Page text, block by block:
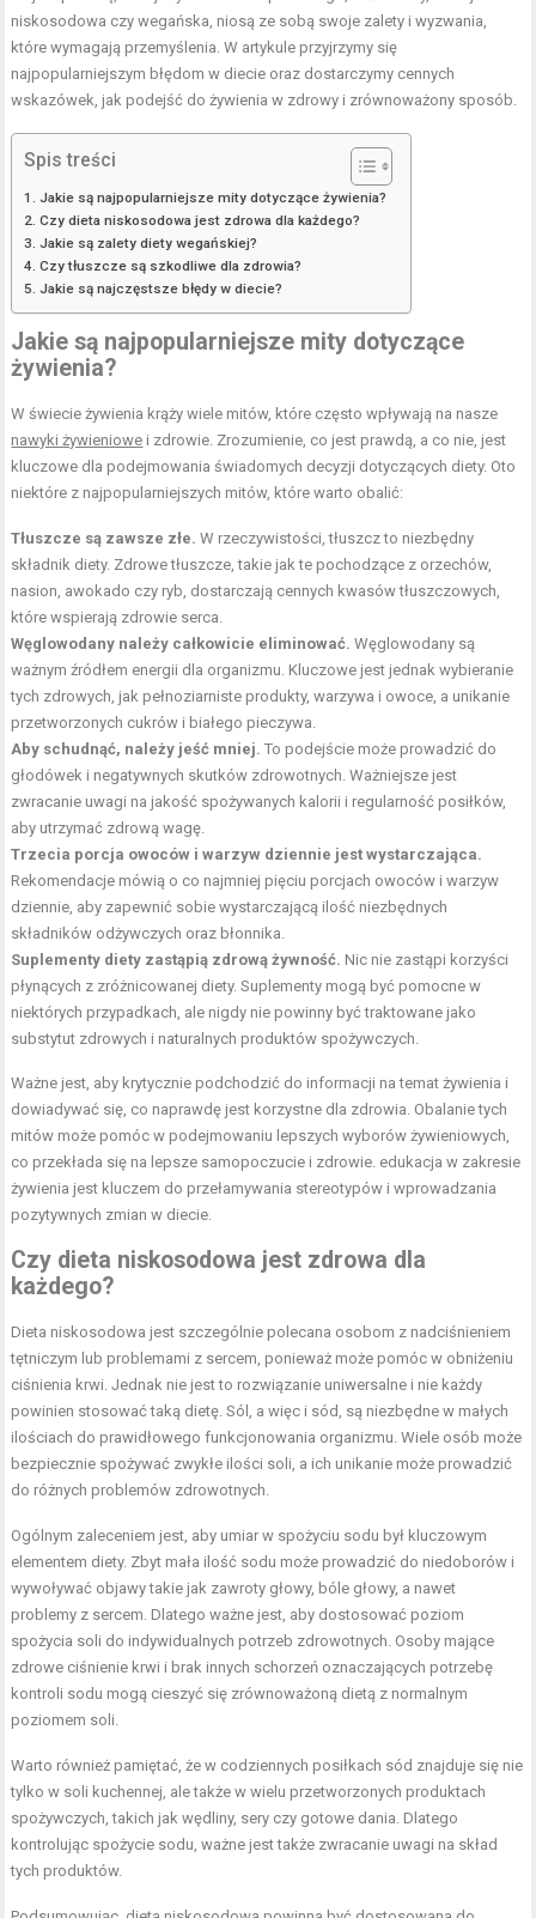
niskosodowa czy wegańska, niosą ze sobą swoje zalety i wyzwania,
które wymagają przemyślenia. W artykule przyjrzymy się
najpopularniejszym błędom w diecie oraz dostarczymy cennych
wskazówek, jak podejść do żywienia w zdrowy i zrównoważony sposób.
Spis treści
Jakie są najpopularniejsze mity dotyczące żywienia?
Czy dieta niskosodowa jest zdrowa dla każdego?
Jakie są zalety diety wegańskiej?
Czy tłuszcze są szkodliwe dla zdrowia?
Jakie są najczęstsze błędy w diecie?
Jakie są najpopularniejsze mity dotyczące
żywienia?
W świecie żywienia krąży wiele mitów, które często wpływają na nasze
nawyki żywieniowe i zdrowie. Zrozumienie, co jest prawdą, a co nie, jest
kluczowe dla podejmowania świadomych decyzji dotyczących diety. Oto
niektóre z najpopularniejszych mitów, które warto obalić:
Tłuszcze są zawsze złe. W rzeczywistości, tłuszcz to niezbędny
składnik diety. Zdrowe tłuszcze, takie jak te pochodzące z orzechów,
nasion, awokado czy ryb, dostarczają cennych kwasów tłuszczowych,
które wspierają zdrowie serca.
Węglowodany należy całkowicie eliminować. Węglowodany są
ważnym źródłem energii dla organizmu. Kluczowe jest jednak wybieranie
tych zdrowych, jak pełnoziarniste produkty, warzywa i owoce, a unikanie
przetworzonych cukrów i białego pieczywa.
Aby schudnąć, należy jeść mniej. To podejście może prowadzić do
głodówek i negatywnych skutków zdrowotnych. Ważniejsze jest
zwracanie uwagi na jakość spożywanych kalorii i regularność posiłków,
aby utrzymać zdrową wagę.
Trzecia porcja owoców i warzyw dziennie jest wystarczająca.
Rekomendacje mówią o co najmniej pięciu porcjach owoców i warzyw
dziennie, aby zapewnić sobie wystarczającą ilość niezbędnych
składników odżywczych oraz błonnika.
Suplementy diety zastąpią zdrową żywność. Nic nie zastąpi korzyści
płynących z zróżnicowanej diety. Suplementy mogą być pomocne w
niektórych przypadkach, ale nigdy nie powinny być traktowane jako
substytut zdrowych i naturalnych produktów spożywczych.
Ważne jest, aby krytycznie podchodzić do informacji na temat żywienia i
dowiadywać się, co naprawdę jest korzystne dla zdrowia. Obalanie tych
mitów może pomóc w podejmowaniu lepszych wyborów żywieniowych,
co przekłada się na lepsze samopoczucie i zdrowie. edukacja w zakresie
żywienia jest kluczem do przełamywania stereotypów i wprowadzania
pozytywnych zmian w diecie.
Czy dieta niskosodowa jest zdrowa dla
każdego?
Dieta niskosodowa jest szczególnie polecana osobom z nadciśnieniem
tętniczym lub problemami z sercem, ponieważ może pomóc w obniżeniu
ciśnienia krwi. Jednak nie jest to rozwiązanie uniwersalne i nie każdy
powinien stosować taką dietę. Sól, a więc i sód, są niezbędne w małych
ilościach do prawidłowego funkcjonowania organizmu. Wiele osób może
bezpiecznie spożywać zwykłe ilości soli, a ich unikanie może prowadzić
do różnych problemów zdrowotnych.
Ogólnym zaleceniem jest, aby umiar w spożyciu sodu był kluczowym
elementem diety. Zbyt mała ilość sodu może prowadzić do niedoborów i
wywoływać objawy takie jak zawroty głowy, bóle głowy, a nawet
problemy z sercem. Dlatego ważne jest, aby dostosować poziom
spożycia soli do indywidualnych potrzeb zdrowotnych. Osoby mające
zdrowe ciśnienie krwi i brak innych schorzeń oznaczających potrzebę
kontroli sodu mogą cieszyć się zrównoważoną dietą z normalnym
poziomem soli.
Warto również pamiętać, że w codziennych posiłkach sód znajduje się nie
tylko w soli kuchennej, ale także w wielu przetworzonych produktach
spożywczych, takich jak wędliny, sery czy gotowe dania. Dlatego
kontrolując spożycie sodu, ważne jest także zwracanie uwagi na skład
tych produktów.